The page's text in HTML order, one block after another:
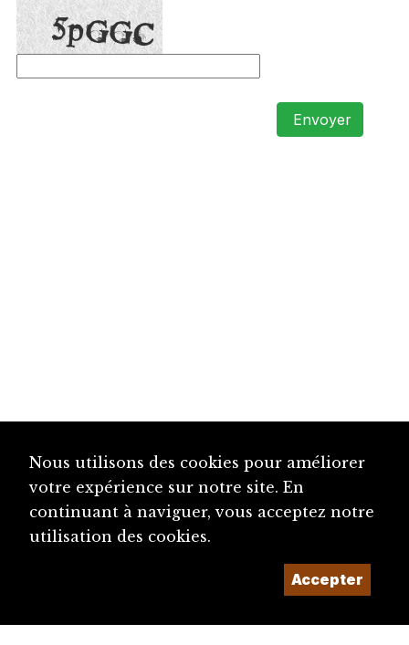
Envoyer
Nous utilisons des cookies pour améliorer
votre expérience sur notre site. En
continuant à naviguer, vous acceptez notre
utilisation des cookies.
Accepter